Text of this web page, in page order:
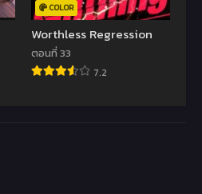
COLOR
Worthless Regression
ตอนที่ 33
7.2